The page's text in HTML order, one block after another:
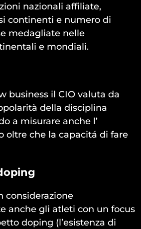
nazionali affiliate,
continenti e numero di
medagliate nelle
e mondiali.
business il CIO valuta da
della disciplina
a misurare anche l’
oltre che la capacitá di fare
considerazione
anche gli atleti con un focus
doping (l’esistenza di